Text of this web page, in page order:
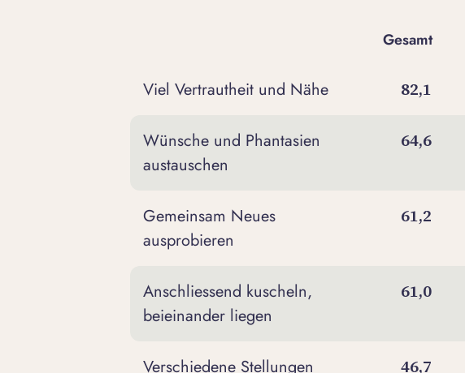
Gesamt
Viel Vertrautheit und Nähe 82,1
Wünsche und Phantasien
austauschen
64,6
Gemeinsam Neues
ausprobieren
61,2
Anschliessend kuscheln,
beieinander liegen
61,0
Verschiedene Stellungen 46,7